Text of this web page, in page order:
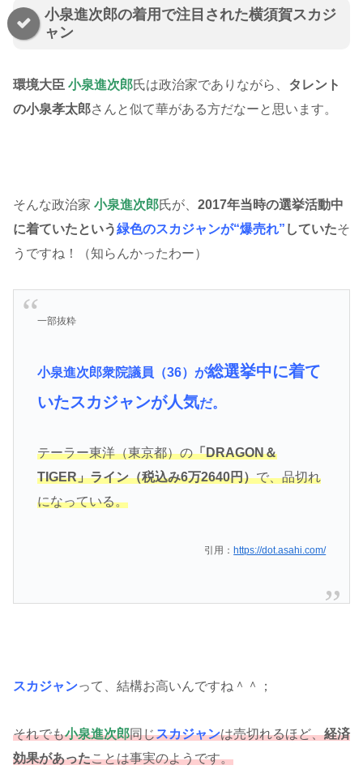
小泉進次郎の着用で注目された横須賀スカジ
ャン
環境大臣 小泉進次郎氏は政治家でありながら、
タレント
の小泉孝太郎さんと似て華がある方だなーと思います。
そんな政治家 小泉進次郎氏が、 2017年当時の選挙活動中
に着ていたという緑色のスカジャンが“爆売れ” していたそ
うですね！（知らんかったわー）
一部抜粋
小泉進次郎衆院議員（36）が総選挙中に着て
いたスカジャンが人気だ。
テーラー東洋（東京都）の「DRAGON＆
TIGER」ライン（税込み6万2640円）で、品切れ
になっている。
引用：https://dot.asahi.com/
スカジャンって、結構お高いんですね＾＾；
それでも小泉進次郎同じスカジャンは売切れるほど、経済
効果があったことは事実のようです。